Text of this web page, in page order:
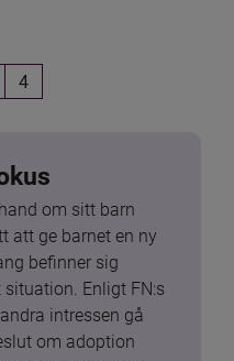
4
om sitt barn
att ge barnet en ny
befinner sig
Enligt FN:s
intressen gå
om adoption